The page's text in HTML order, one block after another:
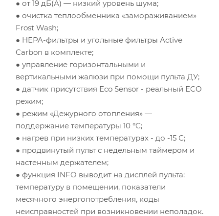
● от 19 дБ(А) — низкий уровень шума;
● очистка теплообменника «замораживанием»
Frost Wash;
● HEPA-фильтры и угольные фильтры Active
Carbon в комплекте;
● управление горизонтальными и
вертикальными жалюзи при помощи пульта ДУ;
● датчик присутствия Eco Sensor - реальный ECO
режим;
● режим «Дежурного отопления» —
поддержание температуры 10 °C;
● нагрев при низких температурах - до -15 С;
● продвинутый пульт с недельным таймером и
настенным держателем;
● функция INFO выводит на дисплей пульта:
температуру в помещении, показатели
месячного энергопотребления, коды
неисправностей при возникновении неполадок.